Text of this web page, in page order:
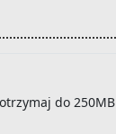
do 250MB